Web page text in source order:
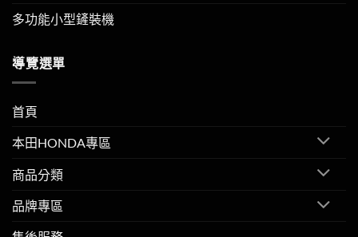
多功能小型鏟裝機
導覽選單
首頁
本田HONDA專區
商品分類
品牌專區